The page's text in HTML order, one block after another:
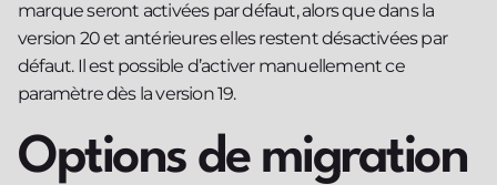
marque seront activées par défaut, alors que dans la
version 20 et antérieures elles restent désactivées par
défaut. Il est possible d’activer manuellement ce
paramètre dès la version 19.
Options de migration